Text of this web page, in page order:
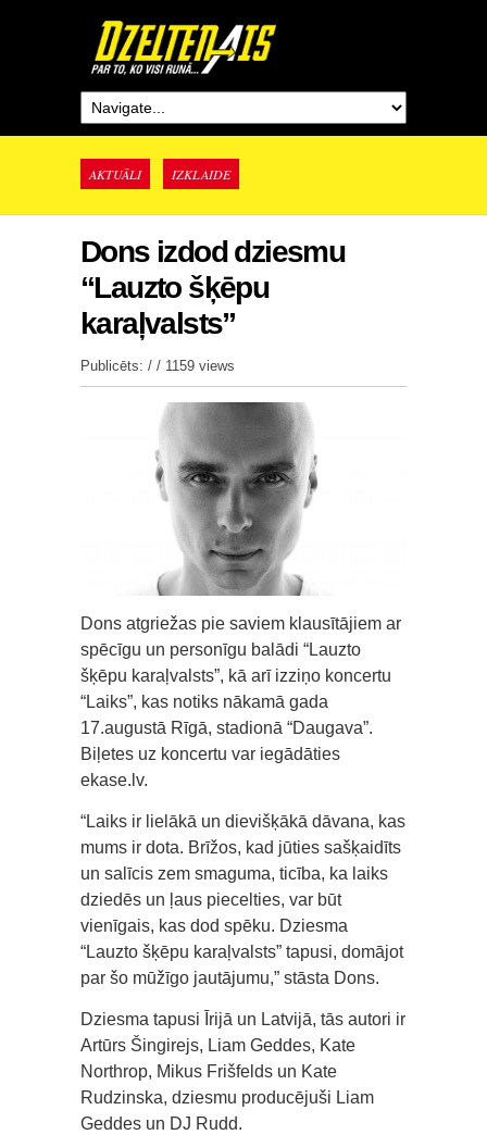
AKTUĀLI IZKLAIDE
Dons izdod dziesmu
“Lauzto šķēpu
karaļvalsts”
Publicēts: / / 1159 views
Dons atgriežas pie saviem klausītājiem ar
spēcīgu un personīgu balādi “Lauzto
šķēpu karaļvalsts”, kā arī izziņo koncertu
“Laiks”, kas notiks nākamā gada
17.augustā Rīgā, stadionā “Daugava”.
Biļetes uz koncertu var iegādāties
ekase.lv.
“Laiks ir lielākā un dievišķākā dāvana, kas
mums ir dota. Brīžos, kad jūties sašķaidīts
un salīcis zem smaguma, ticība, ka laiks
dziedēs un ļaus piecelties, var būt
vienīgais, kas dod spēku. Dziesma
“Lauzto šķēpu karaļvalsts” tapusi, domājot
par šo mūžīgo jautājumu,” stāsta Dons.
Dziesma tapusi Īrijā un Latvijā, tās autori ir
Artūrs Šingirejs, Liam Geddes, Kate
Northrop, Mikus Frišfelds un Kate
Rudzinska, dziesmu producējuši Liam
Geddes un DJ Rudd.